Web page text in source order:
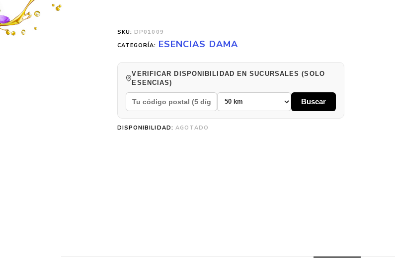
SKU: DP01009
CATEGORÍA: ESENCIAS DAMA
VERIFICAR DISPONIBILIDAD EN SUCURSALES (SOLO
ESENCIAS)
Buscar
DISPONIBILIDAD:AGOTADO